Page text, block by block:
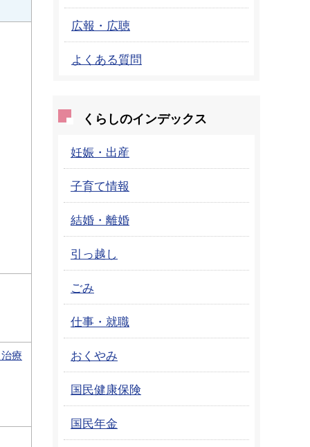
療
広報・広聴
よくある質問
くらしのインデックス
妊娠・出産
子育て情報
結婚・離婚
引っ越し
ごみ
仕事・就職
おくやみ
国民健康保険
国民年金